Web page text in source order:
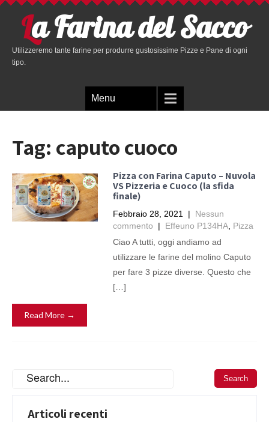
La Farina del Sacco
Utilizzeremo tante farine per produrre gustosissime Pizze e Pane di ogni
tipo.
Menu
Tag: caputo cuoco
Pizza con Farina Caputo – Nuvola
VS Pizzeria e Cuoco (la sfida
finale)
Febbraio 28, 2021 | Nessun
commento
| Effeuno P134HA, Pizza
Ciao A tutti, oggi andiamo ad
utilizzare le farine del molino Caputo
per fare 3 pizze diverse. Questo che
[…]
Read More →
Articoli recenti